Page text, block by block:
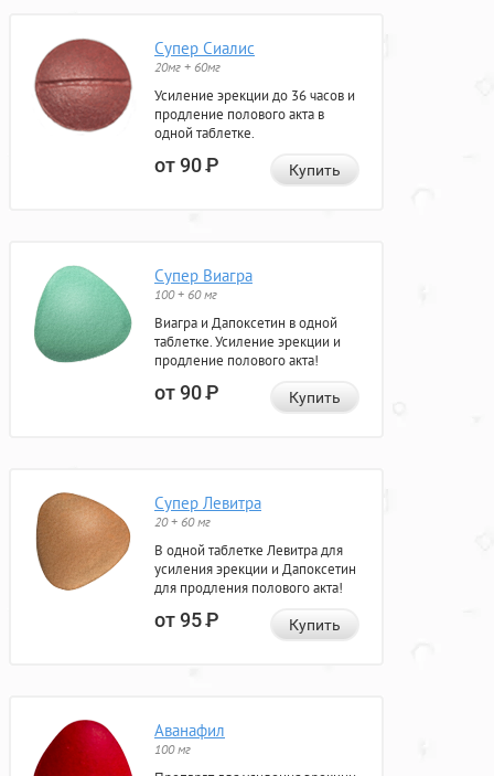
Супер Сиалис
20мг + 60мг
Усиление эрекции до 36 часов и
продление полового акта в
одной таблетке.
от 90Р Купить
Супер Виагра
100 + 60 мг
Виагра и Дапоксетин в одной
таблетке. Усиление эрекции и
продление полового акта!
от 90Р Купить
Супер Левитра
20 + 60 мг
В одной таблетке Левитра для
усиления эрекции и Дапоксетин
для продления полового акта!
от 95Р Купить
Аванафил
100 мг